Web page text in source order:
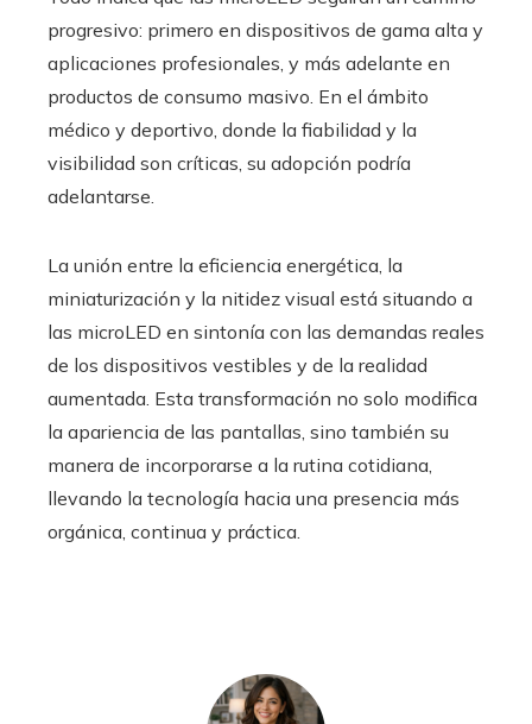
progresivo: primero en dispositivos de gama alta y
aplicaciones profesionales, y más adelante en
productos de consumo masivo. En el ámbito
médico y deportivo, donde la fiabilidad y la
visibilidad son críticas, su adopción podría
adelantarse.
La unión entre la eficiencia energética, la
miniaturización y la nitidez visual está situando a
las microLED en sintonía con las demandas reales
de los dispositivos vestibles y de la realidad
aumentada. Esta transformación no solo modifica
la apariencia de las pantallas, sino también su
manera de incorporarse a la rutina cotidiana,
llevando la tecnología hacia una presencia más
orgánica, continua y práctica.